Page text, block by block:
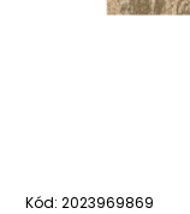
Kód: 2023969869